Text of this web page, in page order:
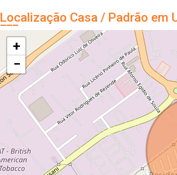
Localização Casa / Padrão em
+
−